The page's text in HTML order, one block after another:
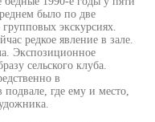
было по две
экскурсиях.
редкое явление в зале.
Экспозиционное
сельского клуба.
в
где ему и место,